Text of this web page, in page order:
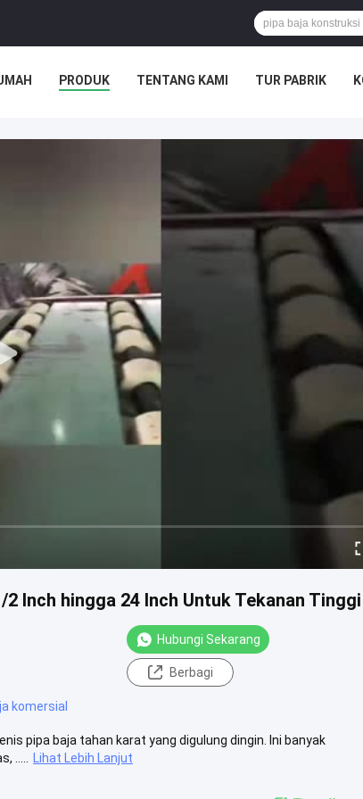
PRODUK TENTANG KAMI TUR PABRIK
Inch hingga 24 Inch Untuk Tekanan Tinggi
Hubungi Sekarang
Berbagi
komersial
pipa baja tahan karat yang digulung dingin. Ini banyak
.....
Lihat Lebih Lanjut